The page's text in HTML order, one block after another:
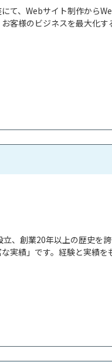
て、Webサイト制作から
客様のビジネスを最大化す
、創業20年以上の歴史を
実績」です。経験と実績を